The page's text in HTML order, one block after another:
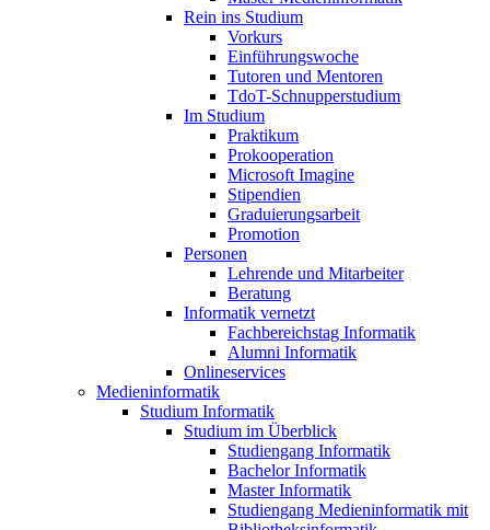
Rein ins Studium
Vorkurs
Einführungswoche
Tutoren und Mentoren
TdoT-Schnupperstudium
Im Studium
Praktikum
Prokooperation
Microsoft Imagine
Stipendien
Graduierungsarbeit
Promotion
Personen
Lehrende und Mitarbeiter
Beratung
Informatik vernetzt
Fachbereichstag Informatik
Alumni Informatik
Onlineservices
Medieninformatik
Studium Informatik
Studium im Überblick
Studiengang Informatik
Bachelor Informatik
Master Informatik
Studiengang Medieninformatik mit